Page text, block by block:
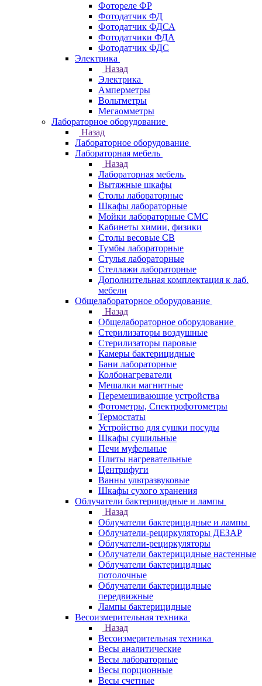
Фотореле ФР
Фотодатчик ФД
Фотодатчик ФДСА
Фотодатчики ФДА
Фотодатчик ФДС
Электрика
Назад
Электрика
Амперметры
Вольтметры
Мегаомметры
Лабораторное оборудование
Назад
Лабораторное оборудование
Лабораторная мебель
Назад
Лабораторная мебель
Вытяжные шкафы
Столы лабораторные
Шкафы лабораторные
Мойки лабораторные СМС
Кабинеты химии, физики
Столы весовые СВ
Тумбы лабораторные
Стулья лабораторные
Стеллажи лабораторные
Дополнительная комплектация к лаб.
мебели
Общелабораторное оборудование
Назад
Общелабораторное оборудование
Стерилизаторы воздушные
Стерилизаторы паровые
Камеры бактерицидные
Бани лабораторные
Колбонагреватели
Мешалки магнитные
Перемешивающие устройства
Фотометры, Спектрофотометры
Термостаты
Устройство для сушки посуды
Шкафы сушильные
Печи муфельные
Плиты нагревательные
Центрифуги
Ванны ультразвуковые
Шкафы сухого хранения
Облучатели бактерицидные и лампы
Назад
Облучатели бактерицидные и лампы
Облучатели-рециркуляторы ДЕЗАР
Облучатели-рециркуляторы
Облучатели бактерицидные настенные
Облучатели бактерицидные
потолочные
Облучатели бактерицидные
передвижные
Лампы бактерицидные
Весоизмерительная техника
Назад
Весоизмерительная техника
Весы аналитические
Весы лабораторные
Весы порционные
Весы счетные